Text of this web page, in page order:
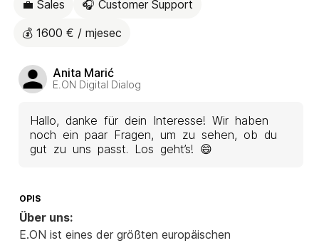
💼 Sales
🎧 Customer Support
💰 1600 € / mjesec
Anita Marić
E.ON Digital Dialog
Hallo, danke für dein Interesse! Wir haben
noch ein paar Fragen, um zu sehen, ob du
gut zu uns passt. Los geht’s! 😄
OPIS
Über uns:
E.ON ist eines der größten europäischen